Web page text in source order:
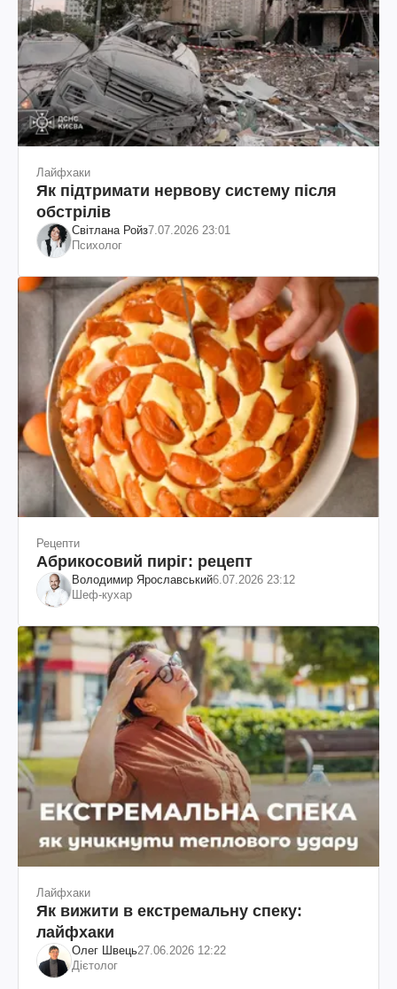
Лайфхаки
Як підтримати нервову систему після
обстрілів
Світлана Ройз7.07.2026 23:01
Психолог
Рецепти
Абрикосовий пиріг: рецепт
Володимир Ярославський6.07.2026 23:12
Шеф-кухар
Лайфхаки
Як вижити в екстремальну спеку:
лайфхаки
Олег Швець27.06.2026 12:22
Дієтолог